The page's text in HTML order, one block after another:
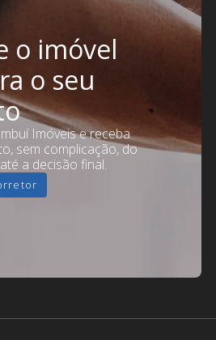
o imóvel
o seu
Imóveis e receba
sem complicação, do
a decisão final.